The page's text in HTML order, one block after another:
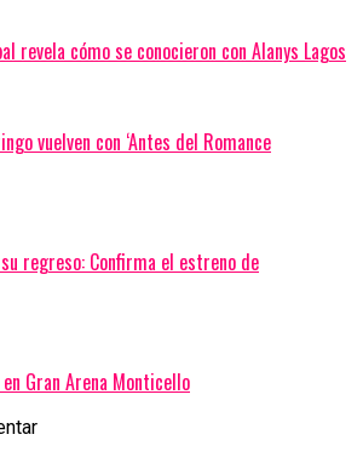
revela cómo se conocieron con Alanys Lagos
vuelven con ‘Antes del Romance
regreso: Confirma el estreno de
Gran Arena Monticello